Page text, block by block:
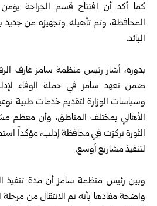
كما أكد أن افتتاح قسم الجراحة يؤمن
المحافظة، وتم تأهيله وتجهيزه من
البائد.
بدوره، أشار رئيس منظمة سامز عارف
ضمن تعهد سامز في حملة الوفاء
وسياسات الوزارة لتقديم خدمات طبية
الأهالي بمختلف المناطق، وأن معظم
الثورة تركزت في محافظة إدلب، مؤكداً
لتنفيذ مشاريع أوسع.
وبين رئيس منظمة سامز أن مدة تنفيذ
واضحة مفادها بأنه تم الانتقال من مرحلة